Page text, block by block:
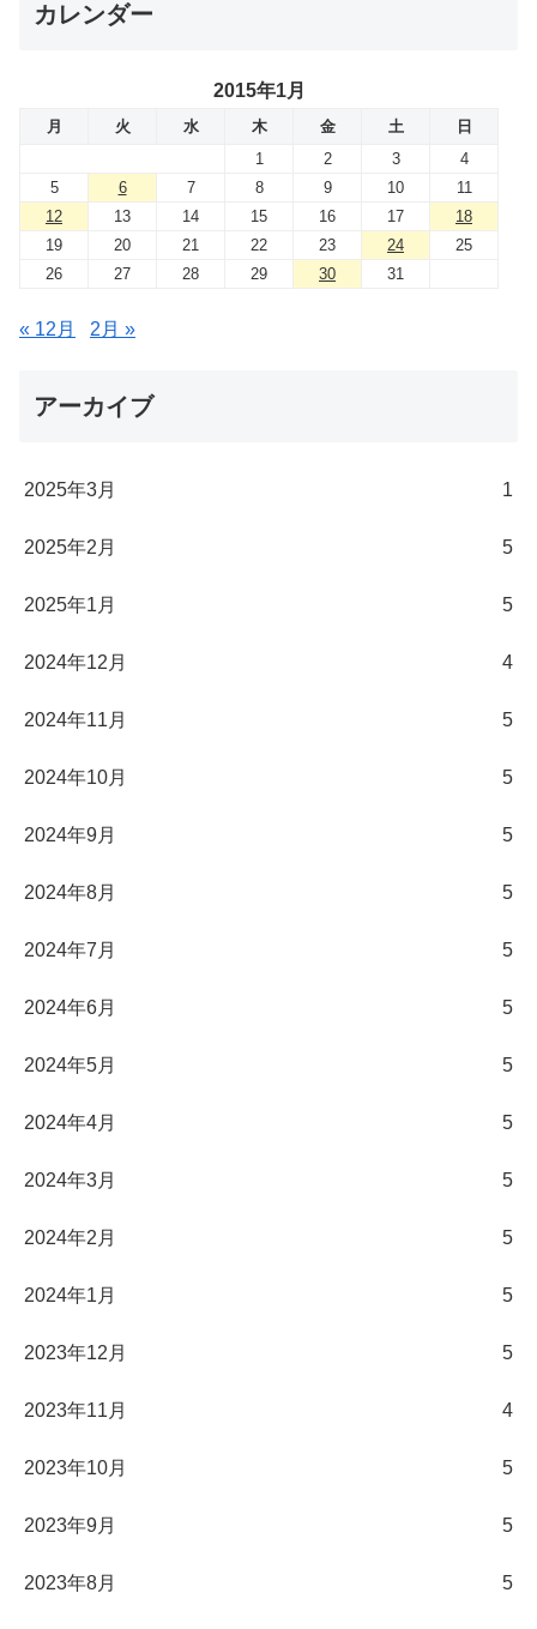
カレンダー
2015年1月
月 火 水 木 金 土
日
1
2 3
4
5
6 7 8 9 10
11
12
13 14 15 16 17
18
19
20 21 22 23 24
25
26
27 28 29 30 31
« 12月 2月 »
アーカイブ
2025年3月 1
2025年2月 5
2025年1月 5
2024年12月 4
2024年11月 5
2024年10月 5
2024年9月 5
2024年8月 5
2024年7月 5
2024年6月 5
2024年5月 5
2024年4月 5
2024年3月 5
2024年2月 5
2024年1月 5
2023年12月 5
2023年11月 4
2023年10月 5
2023年9月 5
2023年8月 5